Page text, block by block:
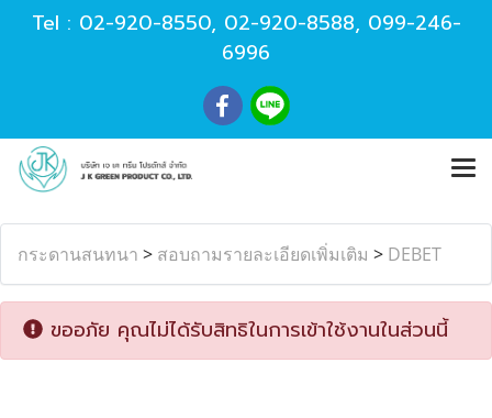
Tel : 02-920-8550, 02-920-8588, 099-246-
6996
กระดานสนทนา > สอบถามรายละเอียดเพิ่มเติม > DEBET
ขออภัย คุณไม่ได้รับสิทธิในการเข้าใช้งานในส่วนนี้